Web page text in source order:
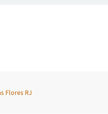
Flores RJ